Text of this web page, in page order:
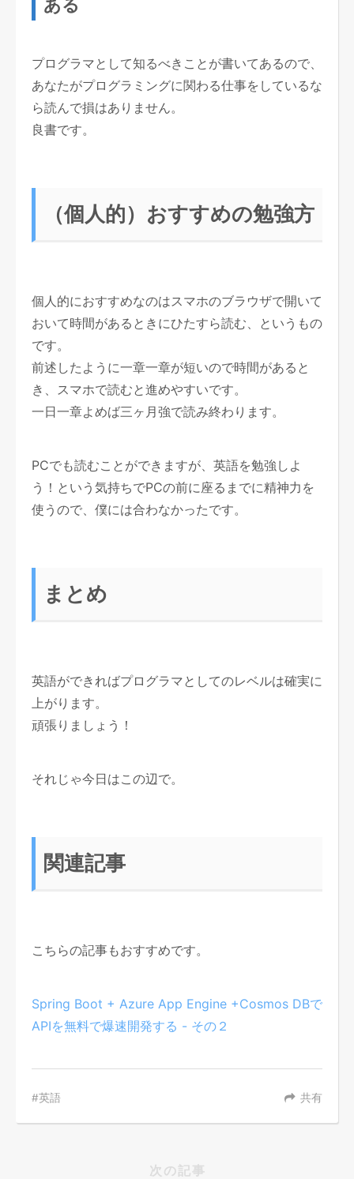
ある
プログラマとして知るべきことが書いてあるので、
あなたがプログラミングに関わる仕事をしているな
ら読んで損はありません。
良書です。
（個人的）おすすめの勉強方
個人的におすすめなのはスマホのブラウザで開いて
おいて時間があるときにひたすら読む、というもの
です。
前述したように一章一章が短いので時間があると
き、スマホで読むと進めやすいです。
一日一章よめば三ヶ月強で読み終わります。
PCでも読むことができますが、英語を勉強しよ
う！という気持ちでPCの前に座るまでに精神力を
使うので、僕には合わなかったです。
まとめ
英語ができればプログラマとしてのレベルは確実に
上がります。
頑張りましょう！
それじゃ今日はこの辺で。
関連記事
こちらの記事もおすすめです。
Spring Boot + Azure App Engine +Cosmos DBで
APIを無料で爆速開発する - その２
共有
英語
次の記事